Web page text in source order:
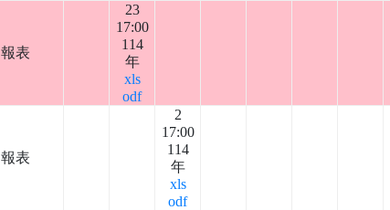
報表
23
17:00
114
年
xls
odf
報表
2
17:00
114
年
xls
odf